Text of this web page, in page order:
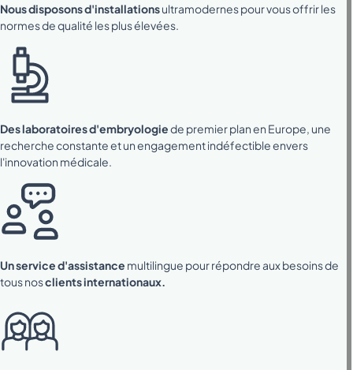
Nous disposons d'installationsultramodernes pour vous offrir les
normes de qualité les plus élevées.
Des laboratoires d'embryologiede premier plan en Europe, une
recherche constante et un engagement indéfectible envers
l'innovation médicale.
Un service d'assistance multilingue pour répondre aux besoins de
tous nosclients internationaux.